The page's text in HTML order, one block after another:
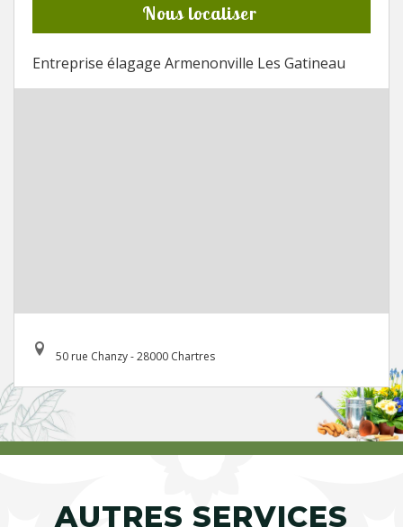
Nous localiser
Entreprise élagage Armenonville Les Gatineau
50 rue Chanzy - 28000 Chartres
AUTRES SERVICES